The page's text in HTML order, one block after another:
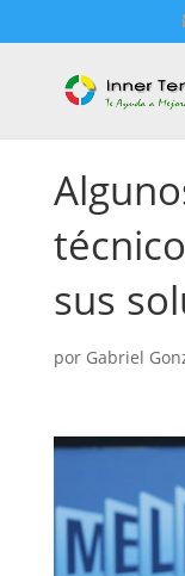
sus
por Gabriel